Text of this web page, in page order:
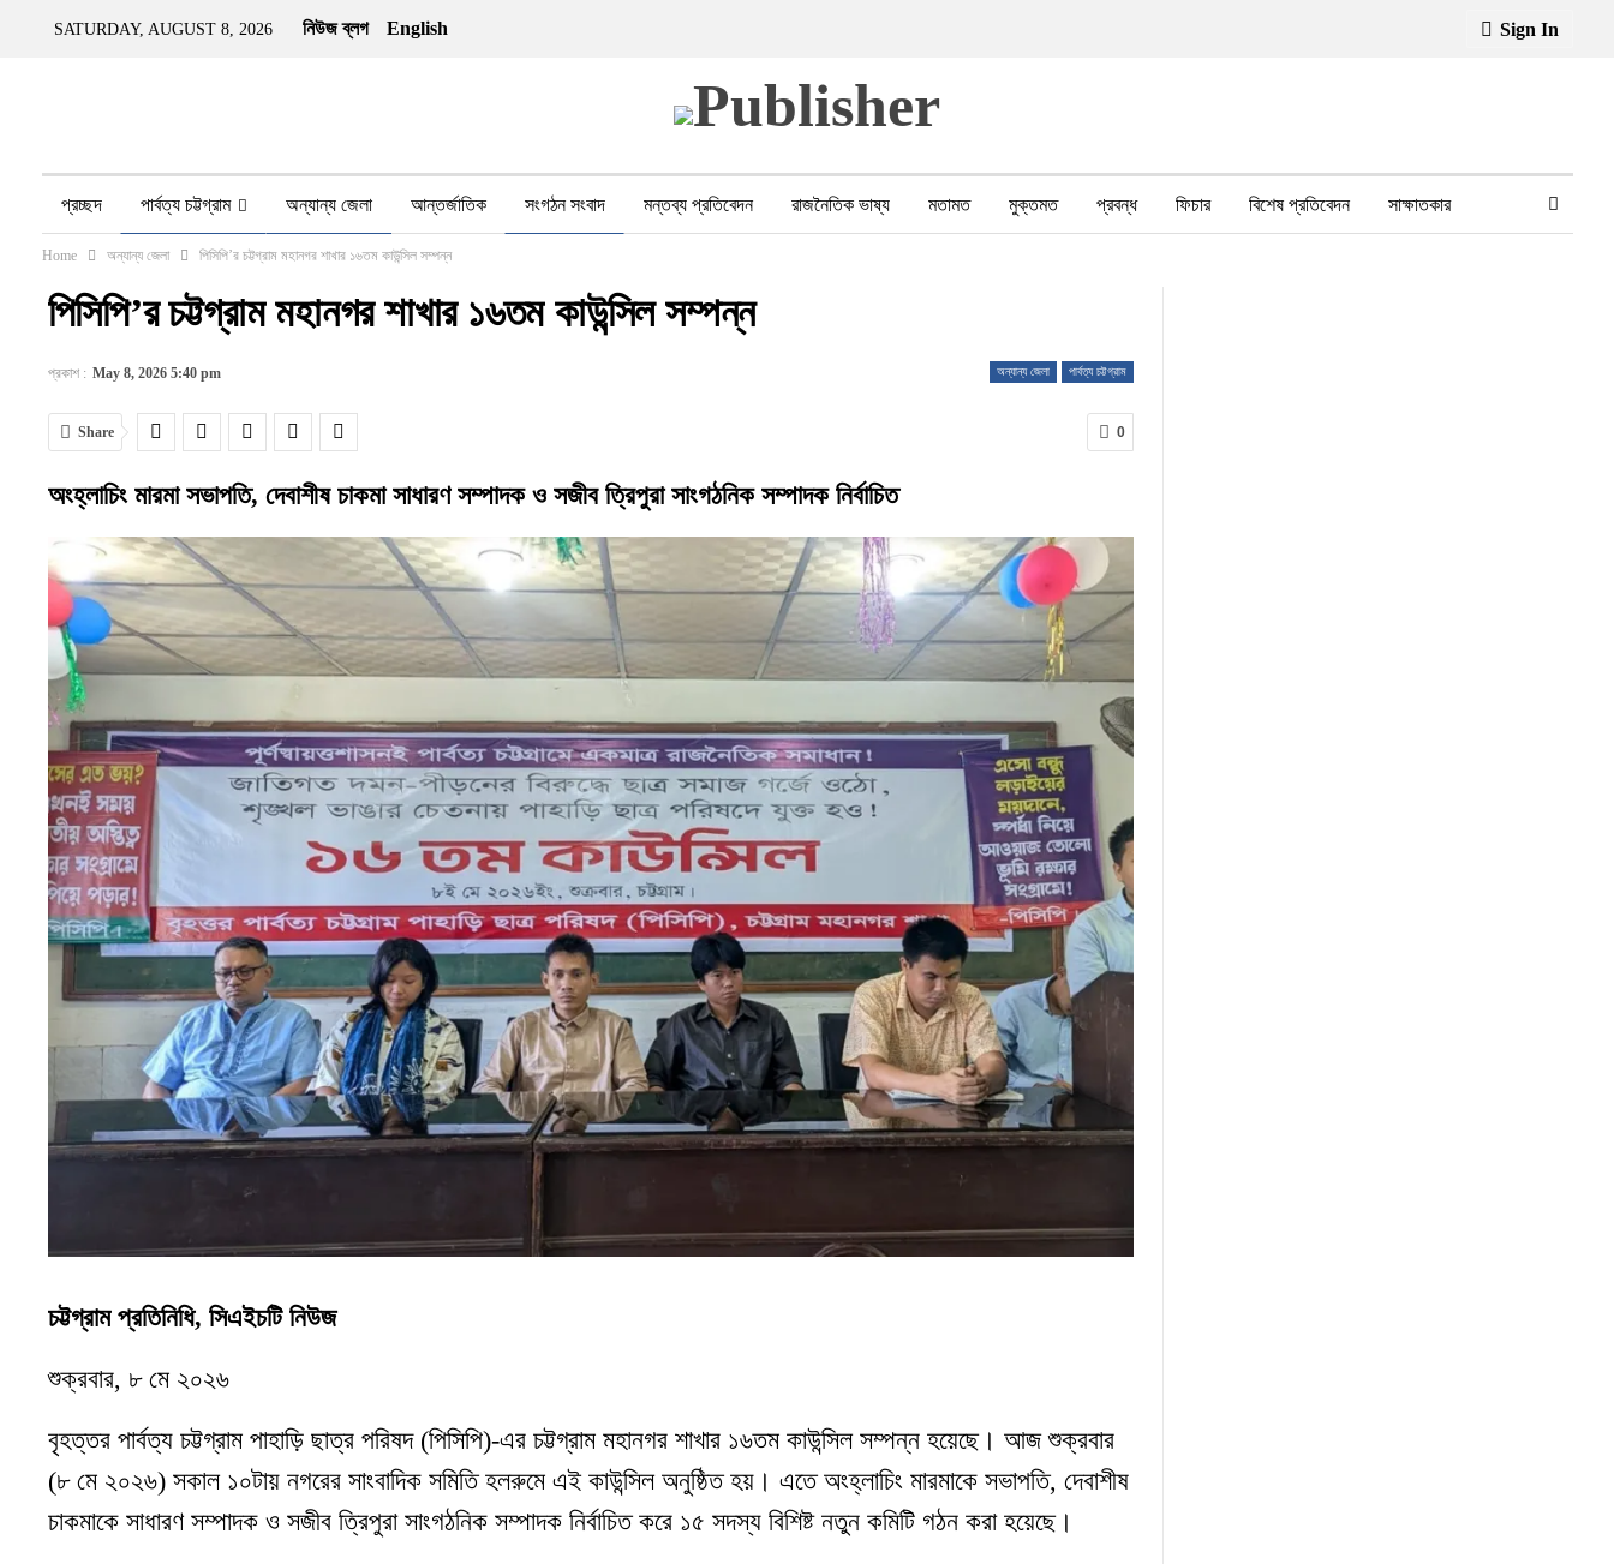
Sign In
SATURDAY, AUGUST 8, 2026 নিউজ ব্লগ English
প্রচ্ছদ পার্বত্য চট্টগ্রাম অন্যান্য জেলা আন্তর্জাতিক সংগঠন সংবাদ মন্তব্য প্রতিবেদন রাজনৈতিক ভাষ্য মতামত মুক্তমত প্রবন্ধ ফিচার বিশেষ প্রতিবেদন সাক্ষাতকার
অন্য মিডিয়া ইতিহাস জীবন-যাপন তথ্য প্রযুক্তি
Home অন্যান্য জেলা পিসিপি’র চট্টগ্রাম মহানগর শাখার ১৬তম কাউন্সিল সম্পন্ন
পিসিপি’র চট্টগ্রাম মহানগর শাখার ১৬তম কাউন্সিল সম্পন্ন
অন্যান্য জেলা পার্বত্য চট্টগ্রাম
প্রকাশ : May 8, 2026 5:40 pm
0
Share
অংহ্লাচিং মারমা সভাপতি, দেবাশীষ চাকমা সাধারণ সম্পাদক ও সজীব ত্রিপুরা সাংগঠনিক সম্পাদক নির্বাচিত
চট্টগ্রাম প্রতিনিধি, সিএইচটি নিউজ
শুক্রবার, ৮ মে ২০২৬
বৃহত্তর পার্বত্য চট্টগ্রাম পাহাড়ি ছাত্র পরিষদ (পিসিপি)-এর চট্টগ্রাম মহানগর শাখার ১৬তম কাউন্সিল সম্পন্ন হয়েছে। আজ শুক্রবার
(৮ মে ২০২৬) সকাল ১০টায় নগরের সাংবাদিক সমিতি হলরুমে এই কাউন্সিল অনুষ্ঠিত হয়। এতে অংহ্লাচিং মারমাকে সভাপতি, দেবাশীষ
চাকমাকে সাধারণ সম্পাদক ও সজীব ত্রিপুরা সাংগঠনিক সম্পাদক নির্বাচিত করে ১৫ সদস্য বিশিষ্ট নতুন কমিটি গঠন করা হয়েছে।